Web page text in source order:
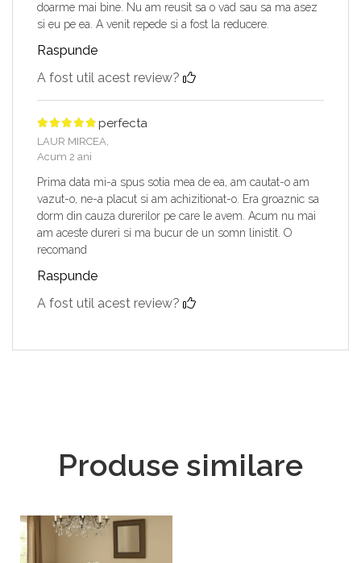
doarme mai bine. Nu am reusit sa o vad sau sa ma asez
si eu pe ea. A venit repede si a fost la reducere.
Raspunde
A fost util acest review?
perfecta
LAUR MIRCEA,
Acum 2 ani
Prima data mi-a spus sotia mea de ea, am cautat-o am
vazut-o, ne-a placut si am achizitionat-o. Era groaznic sa
dorm din cauza durerilor pe care le avem. Acum nu mai
am aceste dureri si ma bucur de un somn linistit. O
recomand
Raspunde
A fost util acest review?
Produse similare